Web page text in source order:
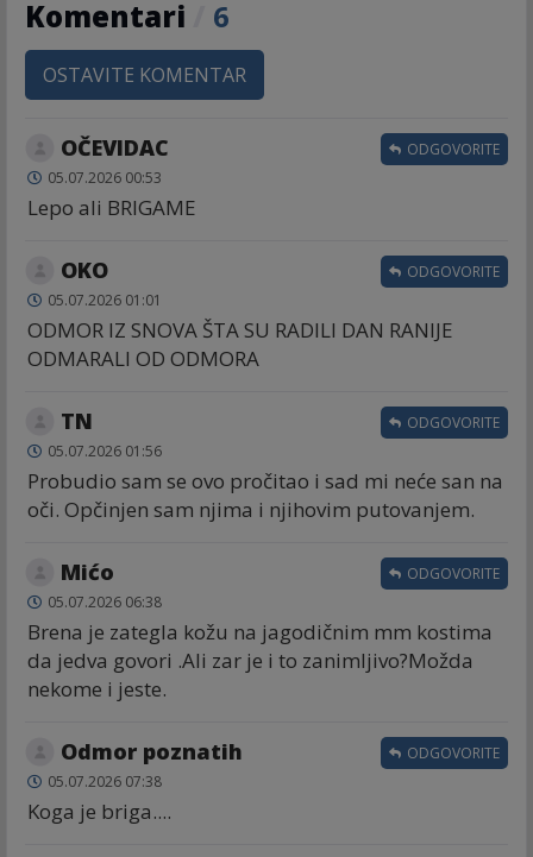
Komentari 6
OSTAVITE KOMENTAR
OČEVIDAC
05.07.2026 00:53
Lepo ali BRIGAME
ODGOVORITE
OKO
05.07.2026 01:01
ODMOR IZ SNOVA ŠTA SU RADILI DAN RANIJE
ODMARALI OD ODMORA
ODGOVORITE
TN
05.07.2026 01:56
Probudio sam se ovo pročitao i sad mi neće san na
oči. Opčinjen sam njima i njihovim putovanjem.
ODGOVORITE
Mićo
05.07.2026 06:38
Brena je zategla kožu na jagodičnim mm kostima
da jedva govori .Ali zar je i to zanimljivo?Možda
nekome i jeste.
ODGOVORITE
Odmor poznatih
05.07.2026 07:38
Koga je briga....
ODGOVORITE